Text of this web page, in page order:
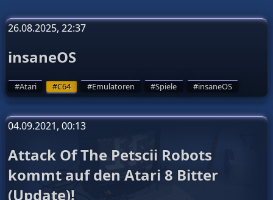
26.08.2025, 22:37
insaneOS
Atari C64 Emulatoren Spiele insaneOS
04.09.2021, 00:13
Attack Of The Petscii Robots
kommt auf den Atari 8 Bitter
(Update)!